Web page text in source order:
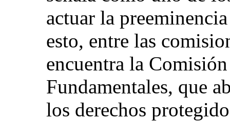
actuar la
esto, entre las
encuentra la
Fundamentales, que
los derechos